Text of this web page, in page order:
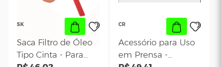
HVLP 600 ml - Bico
1.4mm - Steula BC
75-14
R$ 276,56 Abertura de 129
140mm- LUB 18
R$ 48,28